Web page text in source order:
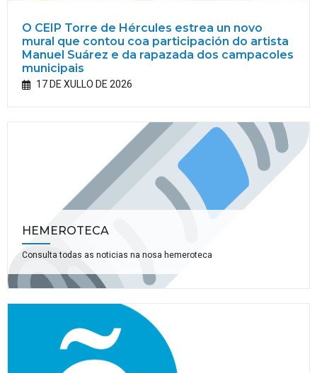
O CEIP Torre de Hércules estrea un novo
mural que contou coa participación do artista
Manuel Suárez e da rapazada dos campacoles
municipais
17 DE XULLO DE 2026
HEMEROTECA
Consulta todas as noticias na nosa hemeroteca